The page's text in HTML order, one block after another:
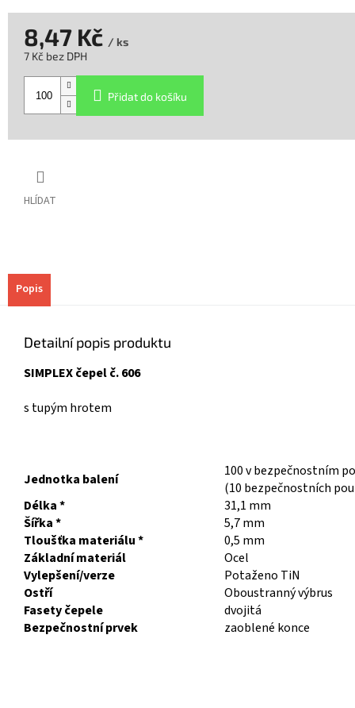
HLÍDAT
8,47 Kč / ks
7 Kč bez DPH
Přidat do košíku
Popis
Detailní popis produktu
SIMPLEX čepel č. 606
s tupým hrotem
Jednotka balení
100 v bezpečnostním
(10 bezpečnostních
Délka *
31,1 mm
Šířka *
5,7 mm
Tloušťka materiálu *
0,5 mm
Základní materiál
Ocel
Vylepšení/verze
Potaženo TiN
Ostří
Oboustranný výbrus
Fasety čepele
dvojitá
Bezpečnostní prvek
zaoblené konce